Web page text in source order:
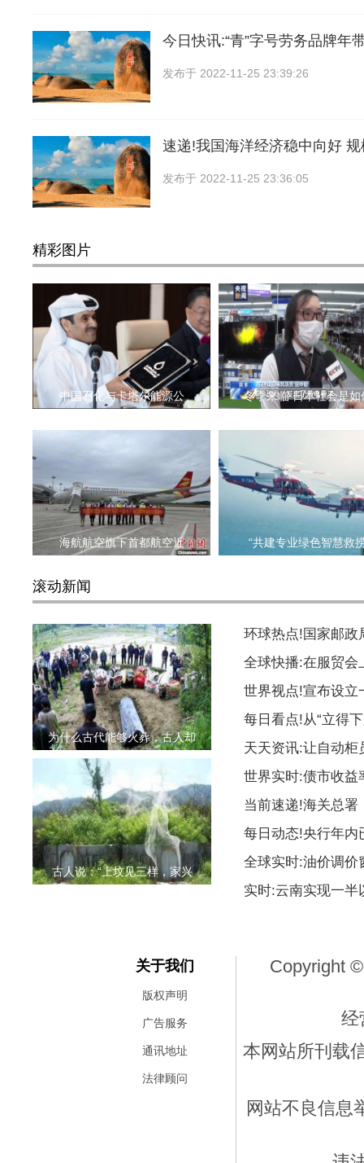
今日快讯:“青”字号劳务品牌年
发布于 2022-11-25 23:39:26
速递!我国海洋经济稳中向好
发布于 2022-11-25 23:36:05
精彩图片
中国石化与卡塔尔能源公 冬季来临 日本社会是如
海航航空旗下首都航空近 “共建专业绿色智慧救
滚动新闻
为什么古代能够火葬，古人却
古人说：“上坟见三样，家兴
环球热点!国家邮政
全球快播:在服贸会
世界视点!宣布设立
每日看点!从“立得
天天资讯:让自动柜
世界实时:债市收益
当前速递!海关总署
每日动态!央行年内
全球实时:油价调价
实时:云南实现一半
关于我们
版权声明
广告服务
通讯地址
法律顾问
Copyright
经
本网站所刊载
网站不良信息